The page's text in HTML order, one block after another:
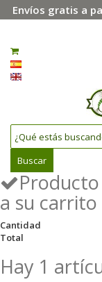
Envíos gratis a
Buscar
a su
Cantidad
Total
Hay 1